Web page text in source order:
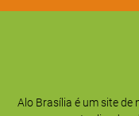
Alo Brasília é um site